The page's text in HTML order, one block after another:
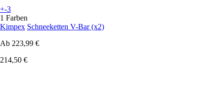
+-3
1 Farben
Kimpex Schneeketten V-Bar (x2)
Ab 223,99 €
214,50 €